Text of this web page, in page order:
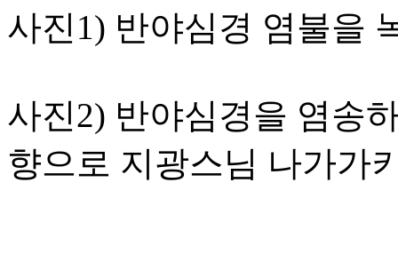
사진1) 반야심경 염불을
사진2) 반야심경을 염송
향으로 지광스님 나가가